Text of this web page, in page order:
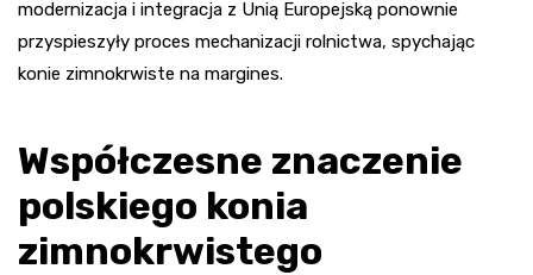
modernizacja i integracja z Unią Europejską ponownie
przyspieszyły proces mechanizacji rolnictwa, spychając
konie zimnokrwiste na margines.
Współczesne znaczenie
polskiego konia
zimnokrwistego